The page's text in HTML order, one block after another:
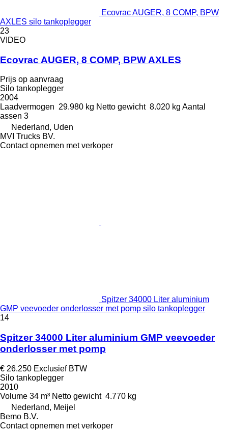
Ecovrac AUGER, 8 COMP, BPW
AXLES silo tankoplegger
23
VIDEO
Ecovrac AUGER, 8 COMP, BPW AXLES
Prijs op aanvraag
Silo tankoplegger
2004
Laadvermogen 29.980 kg Netto gewicht 8.020 kg Aantal
assen 3
Nederland, Uden
MVI Trucks BV.
Contact opnemen met verkoper
Spitzer 34000 Liter aluminium
GMP veevoeder onderlosser met pomp silo tankoplegger
14
Spitzer 34000 Liter aluminium GMP veevoeder
onderlosser met pomp
€ 26.250 Exclusief BTW
Silo tankoplegger
2010
Volume 34 m³ Netto gewicht 4.770 kg
Nederland, Meijel
Bemo B.V.
Contact opnemen met verkoper